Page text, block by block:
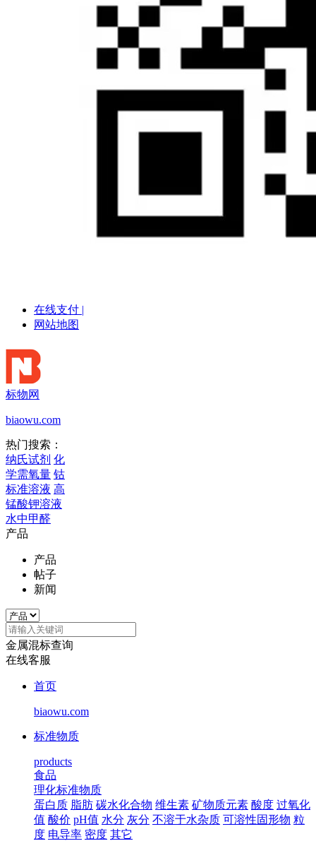
在线支付 |
网站地图
标物网
biaowu.com
热门搜索：
纳氏试剂 化
学需氧量 钴
标准溶液 高
锰酸钾溶液
水中甲醛
产品
产品
帖子
新闻
金属混标查询
在线客服
首页
biaowu.com
标准物质
products
食品
理化标准物质
蛋白质 脂肪 碳水化合物 维生素 矿物质元素 酸度 过氧化
值 酸价 pH值 水分 灰分 不溶于水杂质 可溶性固形物 粒
度 电导率 密度 其它